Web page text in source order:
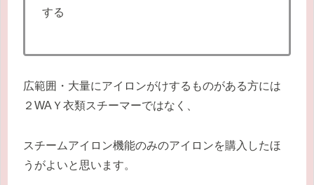
する
広範囲・大量にアイロンがけするものがある方には
２WAＹ衣類スチーマーではなく、
スチームアイロン機能のみのアイロンを購入したほ
うがよいと思います。